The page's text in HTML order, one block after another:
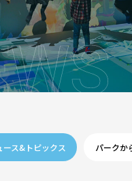
WS
ース&トピックス パークか